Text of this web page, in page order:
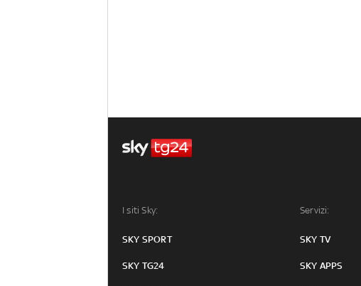
I siti Sky:
SKY SPORT
SKY TG24
Servizi:
SKY TV
SKY APPS